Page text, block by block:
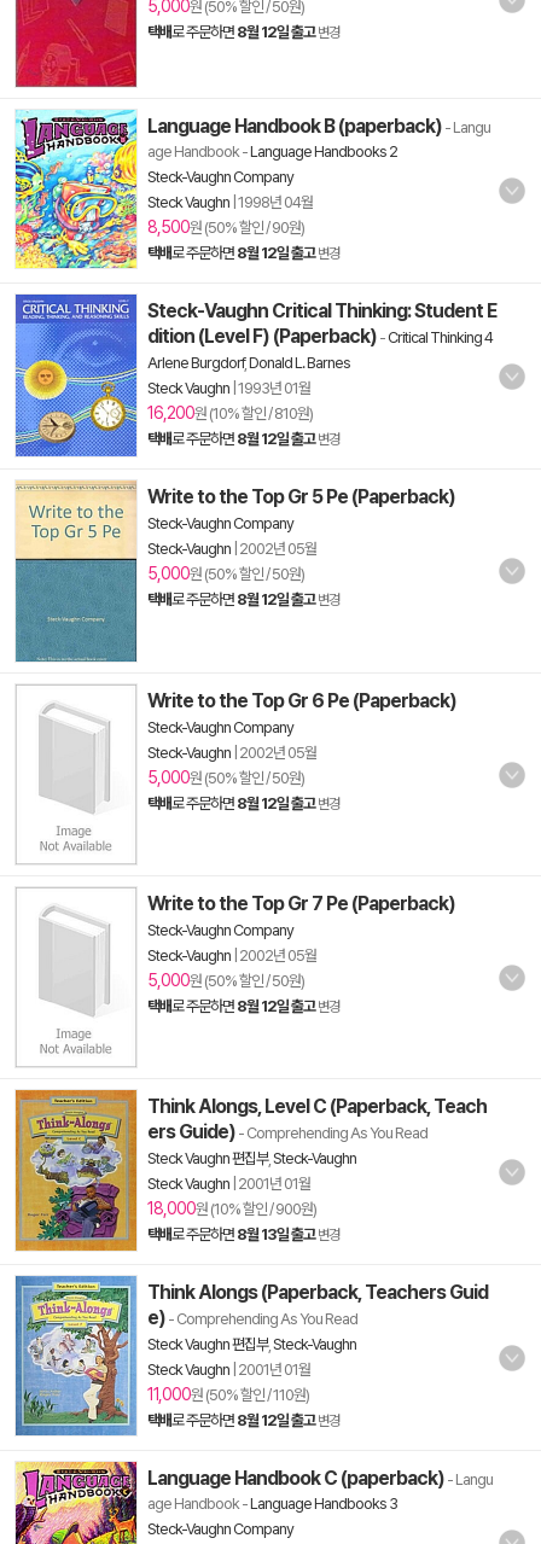
5,000원 (50% 할인 / 50원)
택배로 주문하면 8월 12일 출고 변경
Language Handbook B (paperback) - Langu
age Handbook-Language Handbooks 2
Steck-Vaughn Company
Steck Vaughn 1998년 04월
8,500원 (50% 할인 / 90원)
택배로 주문하면 8월 12일 출고 변경
Steck-Vaughn Critical Thinking: Student E
dition (Level F) (Paperback) -Critical Thinking 4
Arlene Burgdorf,Donald L. Barnes
Steck Vaughn 1993년 01월
16,200원 (10% 할인 / 810원)
택배로 주문하면 8월 12일 출고 변경
Write to the Top Gr 5 Pe (Paperback)
Steck-Vaughn Company
Steck-Vaughn 2002년 05월
5,000원 (50% 할인 / 50원)
택배로 주문하면 8월 12일 출고 변경
Write to the Top Gr 6 Pe (Paperback)
Steck-Vaughn Company
Steck-Vaughn 2002년 05월
5,000원 (50% 할인 / 50원)
택배로 주문하면 8월 12일 출고 변경
Write to the Top Gr 7 Pe (Paperback)
Steck-Vaughn Company
Steck-Vaughn 2002년 05월
5,000원 (50% 할인 / 50원)
택배로 주문하면 8월 12일 출고 변경
Think Alongs, Level C (Paperback, Teach
ers Guide) - Comprehending As You Read
Steck Vaughn 편집부, Steck-Vaughn
Steck Vaughn 2001년 01월
18,000원 (10% 할인 / 900원)
택배로 주문하면 8월 13일 출고 변경
Think Alongs (Paperback, Teachers Guid
e) - Comprehending As You Read
Steck Vaughn 편집부, Steck-Vaughn
Steck Vaughn 2001년 01월
11,000원 (50% 할인 / 110원)
택배로 주문하면 8월 12일 출고 변경
Language Handbook C (paperback) - Langu
age Handbook-Language Handbooks 3
Steck-Vaughn Company